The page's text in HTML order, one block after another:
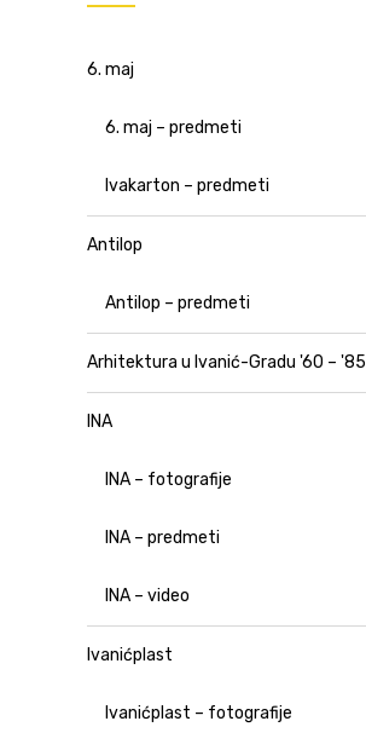
6. maj
6. maj – predmeti
Ivakarton – predmeti
Antilop
Antilop – predmeti
Arhitektura u Ivanić-Gradu '60 – '85
INA
INA – fotografije
INA – predmeti
INA – video
Ivanićplast
Ivanićplast – fotografije